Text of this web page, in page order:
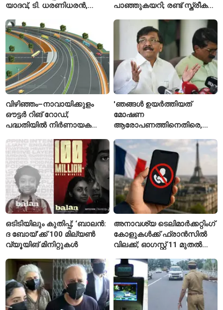
യാദവ്, ടി. ധരണിധരൻ,
ഫൈനലിൽ
പാഞ്ഞുകയറി; രണ്ട് സ്ത്രീകൾ
വിഴിഞ്ഞം–നാവായിക്കുളം
ഔട്ടർ റിങ് റോഡ്;
പദ്ധതിയിൽ നിർണായക
വിശദീകരണം
'ഞങ്ങൾ ഉയർത്തിയത്
മോഷണ
ആരോപണത്തിനെതിരെ,
റിജിജുവിന് മറുപടിയുമായി
സഞ്ജയ് റാവത്ത്
ഒടിടിയിലും കുതിപ്പ്; ‘ബാലൻ:
ദ ബോയ്’ക്ക് 100 മില്യൺ
വ്യൂയിങ് മിനിറ്റുകൾ
അനാവശ്യ ടെലിമാർക്കറ്റിംഗ്
കോളുകൾക്ക് ഫ്രാൻസിൽ
വിലക്ക്; ഓഗസ്റ്റ് 11 മുതൽ